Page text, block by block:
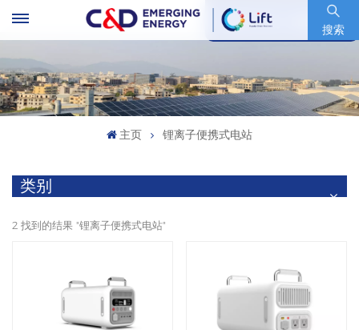
搜索
股票代码 : 600153.SH
主页 锂离子便携式电站
类别
2 找到的结果 "锂离子便携式电站"